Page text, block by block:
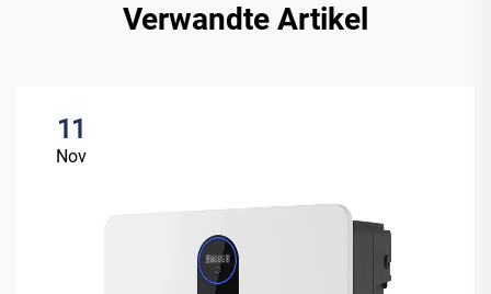
Verwandte Artikel
11
Nov